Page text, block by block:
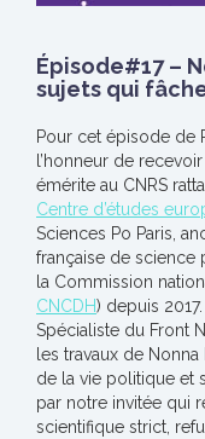
Épisode#17 –
sujets qui
Pour cet épisode de
l’honneur de
émérite au CNRS
Centre d’études
Sciences Po Paris,
française de science
la Commission
CNCDH) depuis 2017.
Spécialiste du Front
les travaux de
de la vie politique et
par notre invitée qui
scientifique strict,